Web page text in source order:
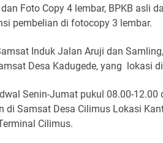
Foto Copy 4 lembar, BPKB asli
pembelian di fotocopy 3 lembar.
Induk Jalan Aruji dan
Desa Kadugede, yang lokasi
Senin-Jumat pukul 08.00-12.00
di Samsat Desa Cilimus Lokasi
Cilimus.